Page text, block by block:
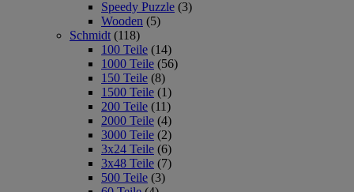
Speedy Puzzle (3)
Wooden (5)
Schmidt (118)
100 Teile (14)
1000 Teile (56)
150 Teile (8)
1500 Teile (1)
200 Teile (11)
2000 Teile (4)
3000 Teile (2)
3x24 Teile (6)
3x48 Teile (7)
500 Teile (3)